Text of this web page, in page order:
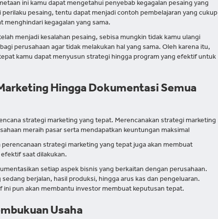
ini kamu dapat mengetahui penyebab kegagalan pesaing yang
pesaing, tentu dapat menjadi contoh pembelajaran yang cukup
menghindari kegagalan yang sama.
menjadi kesalahan pesaing, sebisa mungkin tidak kamu ulangi
perusahaan agar tidak melakukan hal yang sama. Oleh karena itu,
kamu dapat menyusun strategi hingga program yang efektif untuk
Hingga Dokumentasi Semua
strategi marketing yang tepat. Merencanakan strategi marketing
meraih pasar serta mendapatkan keuntungan maksimal
perencanaan strategi marketing yang tepat juga akan membuat
saat dilakukan.
setiap aspek bisnis yang berkaitan dengan perusahaan.
berjalan, hasil produksi, hingga arus kas dan pengeluaran.
ini pun akan membantu investor membuat keputusan tepat.
Usaha